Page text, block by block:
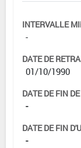
INTERVALLE
-
DATE DE
01/10/1990
DATE DE FIN
-
DATE DE FIN
-